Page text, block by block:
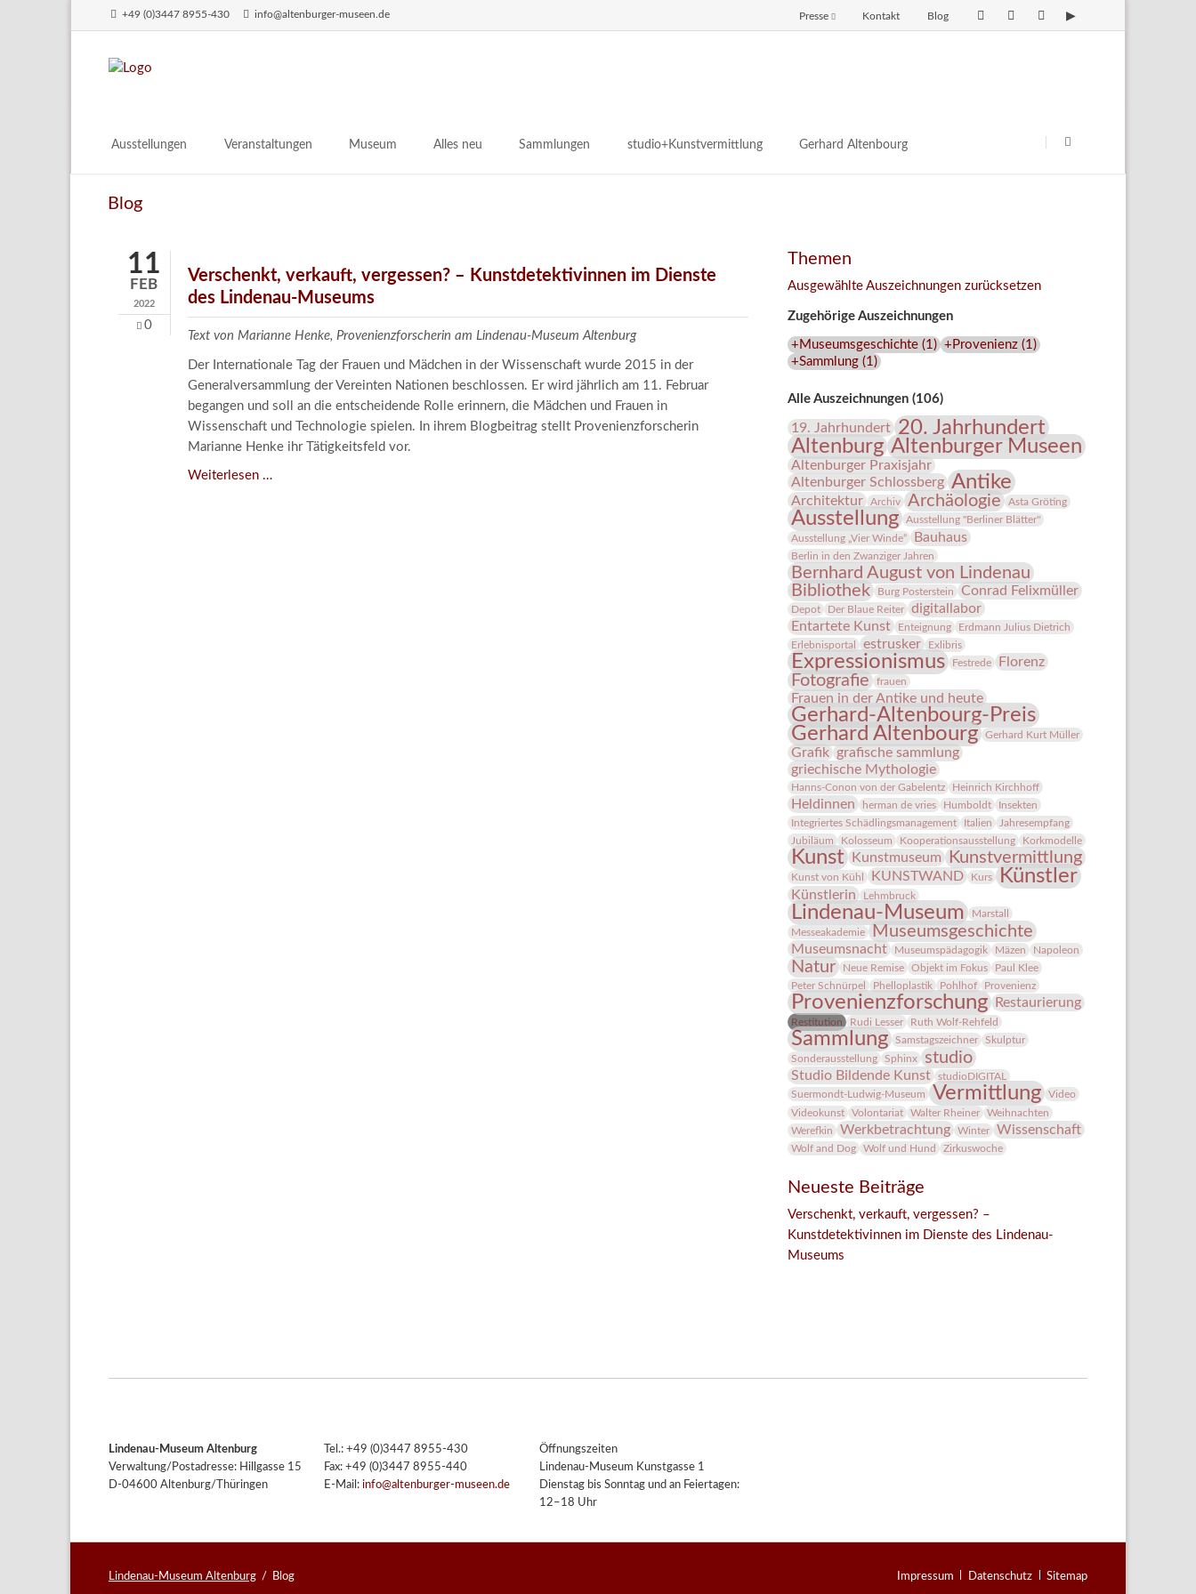
+49 (0)3447 8955-430 info@altenburger-museen.de Blog
Kontakt
Presse
Ausstellungen
Aktuell
Veranstaltungen Museum
Digitales
Team
Publikationen
Aktuelle Publikationen
Bestandskataloge & Editionen
Alles neu
Länderübergreifende kulturtouristische Ziele
Sammlungen
Malerei 17.–19. Jh.
Restaurierung
Forschung
studio+Kunstvermittlung
Angebote für Erwachsene
Gerhard Altenbourg
Blog
11
FEB
2022
0
Verschenkt, verkauft, vergessen? – Kunstdetektivinnen im Dienste
des Lindenau-Museums
Text von Marianne Henke, Provenienzforscherin am Lindenau-Museum Altenburg
Der Internationale Tag der Frauen und Mädchen in der Wissenschaft wurde 2015 in der
Generalversammlung der Vereinten Nationen beschlossen. Er wird jährlich am 11. Februar
begangen und soll an die entscheidende Rolle erinnern, die Mädchen und Frauen in
Wissenschaft und Technologie spielen. In ihrem Blogbeitrag stellt Provenienzforscherin
Marianne Henke ihr Tätigkeitsfeld vor.
Weiterlesen …Verschenkt,
Themen
Ausgewählte Auszeichnungen zurücksetzen
Zugehörige Auszeichnungen
+Museumsgeschichte(1 ) +Provenienz(1 )
+Sammlung(1 )
Alle Auszeichnungen (106)
19. Jahrhundert 20. Jahrhundert
Altenburg Altenburger Museen
Altenburger Praxisjahr
Altenburger Schlossberg Antike
Architektur Archiv Archäologie Asta Gröting
Ausstellung
Ausstellung "Berliner Blätter"
Ausstellung „Vier Winde“
Bauhaus
Berlin in den Zwanziger Jahren
Bernhard August von Lindenau
Bibliothek
Burg Posterstein Conrad Felixmüller
Depot Der Blaue Reiter
digitallabor
Entartete Kunst
Enteignung
Erdmann Julius Dietrich
Erlebnisportal
estrusker Exlibris
Expressionismus Festrede Florenz
Fotografie frauen
Frauen in der Antike und heute
Gerhard-Altenbourg-Preis
Gerhard Altenbourg
Gerhard Kurt Müller
Grafik grafische sammlung
griechische Mythologie
Hanns-Conon von der Gabelentz Heinrich Kirchhoff
Heldinnen herman de vries Humboldt
Insekten
Integriertes Schädlingsmanagement
Italien
Jahresempfang
Jubiläum
Kolosseum Kooperationsausstellung Korkmodelle
Kunst Kunstmuseum Kunstvermittlung
Kunst von Kühl KUNSTWAND Kurs Künstler
Künstlerin Lehmbruck
Lindenau-Museum
Marstall
Messeakademie
Museumsgeschichte
Museumsnacht Museumspädagogik Mäzen Napoleon
Natur Neue Remise Objekt im Fokus
Paul Klee
Peter Schnürpel
Phelloplastik Pohlhof Provenienz
Provenienzforschung Restaurierung
Restitution Rudi Lesser Ruth Wolf-Rehfeld
Sammlung Samstagszeichner
Skulptur
Sonderausstellung
Sphinx studio
Studio Bildende Kunst
studioDIGITAL
Suermondt-Ludwig-Museum
Vermittlung
Video
Videokunst
Volontariat Walter Rheiner
Weihnachten
Werefkin
Werkbetrachtung Winter Wissenschaft
Wolf and Dog Wolf und Hund Zirkuswoche
Neueste Beiträge
Verschenkt, verkauft, vergessen? –
Kunstdetektivinnen im Dienste des Lindenau-
Museums
Lindenau-Museum Altenburg
Verwaltung/Postadresse: Hillgasse 15
D-04600 Altenburg/Thüringen
Tel.: +49 (0)3447 8955-430
Fax: +49 (0)3447 8955-440
E-Mail: info@altenburger-museen.de
Öffnungszeiten
Lindenau-Museum Kunstgasse 1
Dienstag bis Sonntag und an Feiertagen:
12–18 Uhr
Lindenau-Museum Altenburg Blog
Navigation
Impressum Datenschutz Sitemap